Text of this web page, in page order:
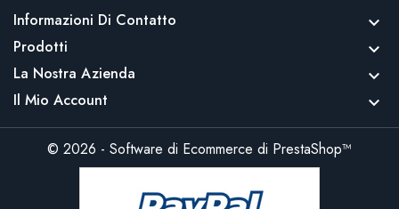
Informazioni Di Contatto 
Prodotti 
La Nostra Azienda 
Il Mio Account 
© 2026 - Software di Ecommerce di PrestaShop™